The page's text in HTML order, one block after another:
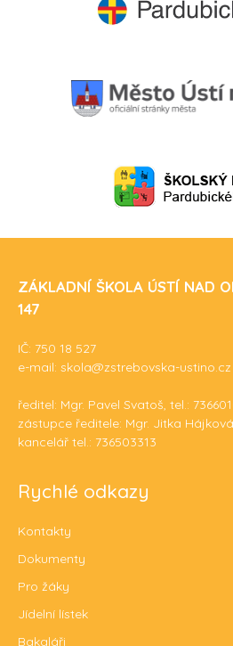
ZÁKLADNÍ ŠKOLA ÚSTÍ NAD
147
IČ: 750 18 527
e-mail: skola@zstrebovska-ustino.cz
ředitel: Mgr. Pavel Svatoš, tel.:
zástupce ředitele: Mgr. Jitka Hájková
kancelář tel.: 736503313
Rychlé odkazy
Kontakty
Dokumenty
Pro žáky
Jídelní lístek
Bakaláři